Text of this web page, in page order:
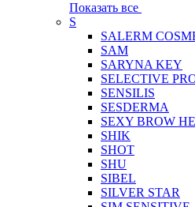
Показать все
S
SALERM
SAM
SARYNA KEY
SELECTIVE
SENSILIS
SESDERMA
SEXY BROW
SHIK
SHOT
SHU
SIBEL
SILVER STAR